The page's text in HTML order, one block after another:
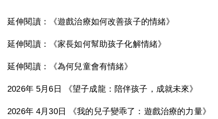
延伸閱讀：《遊戲治療如何改善孩子的情緒》
延伸閱讀：《家長如何幫助孩子化解情緒》
延伸閱讀：《為何兒童會有情緒》
2026年 5月6日 《望子成龍：陪伴孩子，成就未來》
2026年 4月30日 《我的兒子變乖了：遊戲治療的力量》